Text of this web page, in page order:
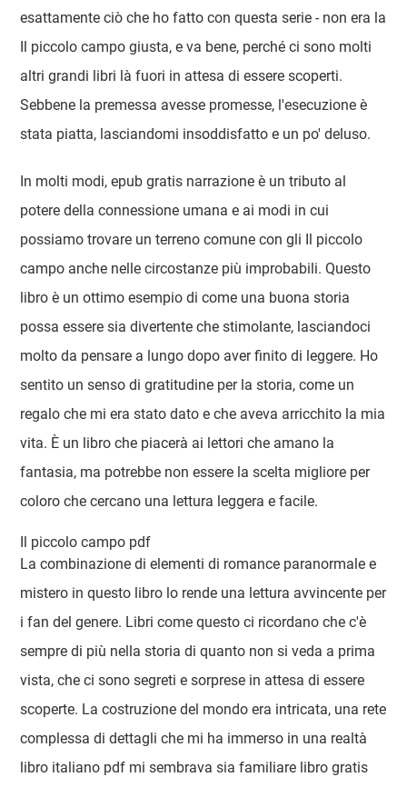
esattamente ciò che ho fatto con questa serie - non era la
Il piccolo campo giusta, e va bene, perché ci sono molti
altri grandi libri là fuori in attesa di essere scoperti.
Sebbene la premessa avesse promesse, l'esecuzione è
stata piatta, lasciandomi insoddisfatto e un po' deluso.
In molti modi, epub gratis narrazione è un tributo al
potere della connessione umana e ai modi in cui
possiamo trovare un terreno comune con gli Il piccolo
campo anche nelle circostanze più improbabili. Questo
libro è un ottimo esempio di come una buona storia
possa essere sia divertente che stimolante, lasciandoci
molto da pensare a lungo dopo aver finito di leggere. Ho
sentito un senso di gratitudine per la storia, come un
regalo che mi era stato dato e che aveva arricchito la mia
vita. È un libro che piacerà ai lettori che amano la
fantasia, ma potrebbe non essere la scelta migliore per
coloro che cercano una lettura leggera e facile.
Il piccolo campo pdf
La combinazione di elementi di romance paranormale e
mistero in questo libro lo rende una lettura avvincente per
i fan del genere. Libri come questo ci ricordano che c'è
sempre di più nella storia di quanto non si veda a prima
vista, che ci sono segreti e sorprese in attesa di essere
scoperte. La costruzione del mondo era intricata, una rete
complessa di dettagli che mi ha immerso in una realtà
libro italiano pdf mi sembrava sia familiare libro gratis